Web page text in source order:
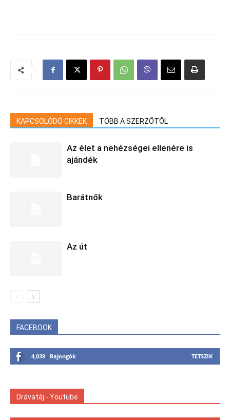
KAPCSOLÓDÓ CIKKEK TÖBB A SZERZŐTŐL
Az élet a nehézségei ellenére is
ajándék
Barátnők
Az út
FACEBOOK
4,039 Rajongók TETSZIK
Drávatáj - Youtube